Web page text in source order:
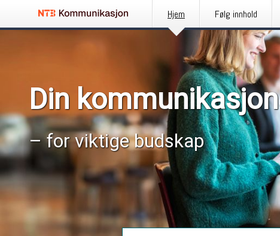
Hjem Følg innhold
Din
– for viktige budskap